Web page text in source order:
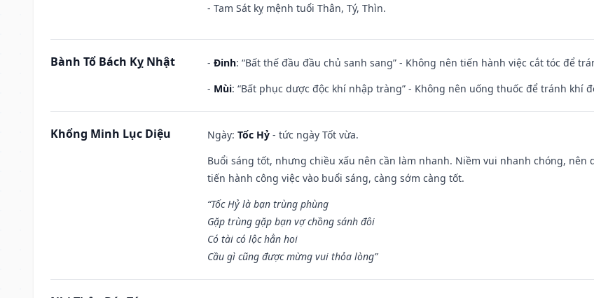
- Tam Sát kỵ mệnh tuổi Thân, Tý, Thìn.
Bành Tổ Bách Kỵ Nhật - Đinh: “Bất thế đầu đầu chủ sanh sang” - Không nên tiến hành việc cắt tóc để
- Mùi: “Bất phục dược độc khí nhập tràng” - Không nên uống thuốc để tránh khí
Khổng Minh Lục Diệu Ngày: Tốc Hỷ - tức ngày Tốt vừa.
Buổi sáng tốt, nhưng chiều xấu nên cần làm nhanh. Niềm vui nhanh chóng,
tiến hành công việc vào buổi sáng, càng sớm càng tốt.
“Tốc Hỷ là bạn trùng phùng
Gặp trùng gặp bạn vợ chồng sánh đôi
Có tài có lộc hẳn hoi
Cầu gì cũng được mừng vui thỏa lòng”